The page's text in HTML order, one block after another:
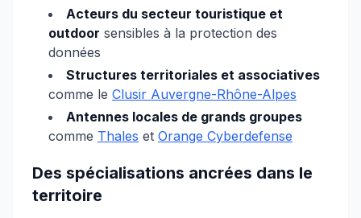
Acteurs du secteur touristique et
outdoor sensibles à la protection des
données
Structures territoriales et associatives
comme le Clusir Auvergne-Rhône-Alpes
Antennes locales de grands groupes
comme Thales et Orange Cyberdefense
Des spécialisations ancrées dans le
territoire